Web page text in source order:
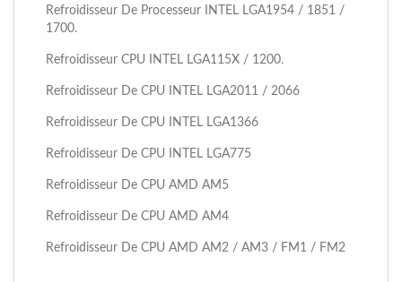
Refroidisseur De Processeur INTEL LGA1954 / 1851 /
1700.
Refroidisseur CPU INTEL LGA115X / 1200.
Refroidisseur De CPU INTEL LGA2011 / 2066
Refroidisseur De CPU INTEL LGA1366
Refroidisseur De CPU INTEL LGA775
Refroidisseur De CPU AMD AM5
Refroidisseur De CPU AMD AM4
Refroidisseur De CPU AMD AM2 / AM3 / FM1 / FM2